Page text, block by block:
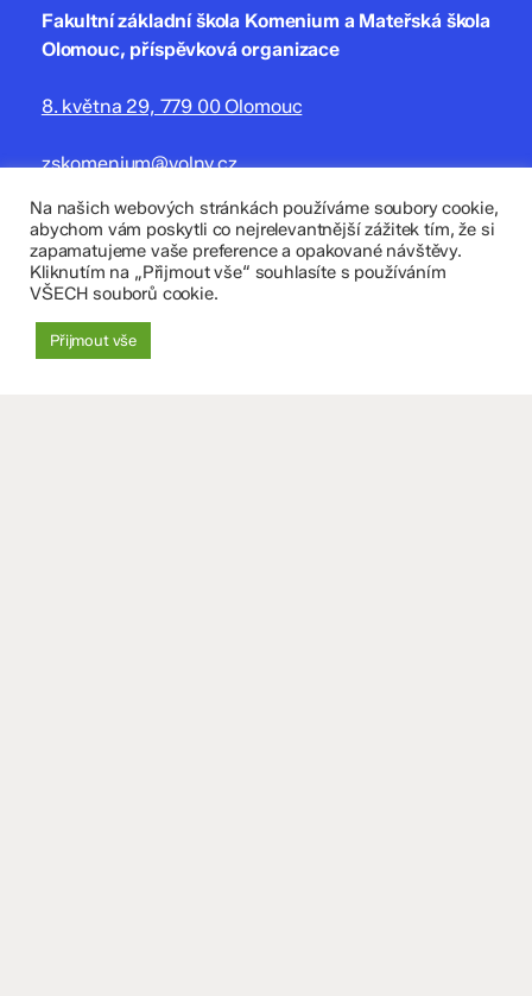
Fakultní základní škola Komenium a Mateřská škola
Olomouc, příspěvková organizace
8. května 29, 779 00 Olomouc
zskomenium@volny.cz
Důležité údaje
Datová schránka: 4tfmqgq
IČO: 70 631 018
IZO: 102 320 071
Na našich webových stránkách používáme soubory cookie,
abychom vám poskytli co nejrelevantnější zážitek tím, že si
zapamatujeme vaše preference a opakované návštěvy.
Kliknutím na „Přijmout vše“ souhlasíte s používáním
VŠECH souborů cookie.
Přijmout vše